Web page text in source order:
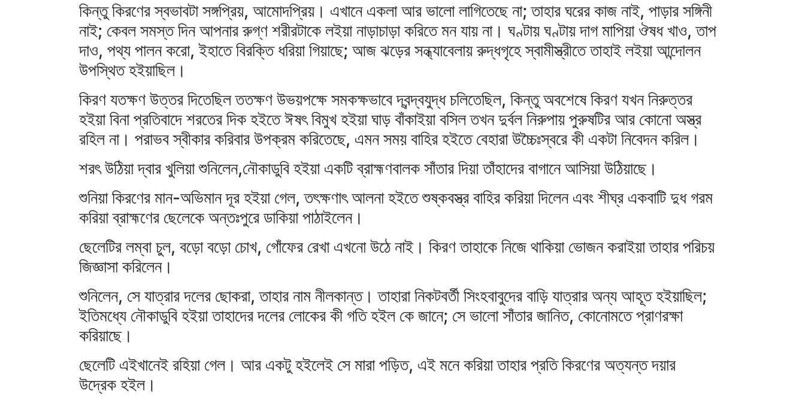
কিন্তু কিরণের স্বভাবটা সঙ্গপ্রিয়, আমোদপ্রিয়। এখানে একলা আর ভালো লাগিতেছে না; তাহার ঘরের কাজ নাই, পাড়ার সঙ্গিনী
নাই; কেবল সমস্ত দিন আপনার রুগ্‌ণ শরীরটাকে লইয়া নাড়াচাড়া করিতে মন যায় না। ঘণ্টায় ঘণ্টায় দাগ মাপিয়া ঔষধ খাও, তাপ
দাও, পথ্য পালন করো, ইহাতে বিরক্তি ধরিয়া গিয়াছে; আজ ঝড়ের সন্ধ্যাবেলায় রুদ্ধগৃহে স্বামীস্ত্রীতে তাহাই লইয়া আন্দোলন
উপস্থিত হইয়াছিল।
কিরণ যতক্ষণ উত্তর দিতেছিল ততক্ষণ উভয়পক্ষে সমকক্ষভাবে দ্বন্দ্বযুদ্ধ চলিতেছিল, কিন্তু অবশেষে কিরণ যখন নিরুত্তর
হইয়া বিনা প্রতিবাদে শরতের দিক হইতে ঈষৎ বিমুখ হইয়া ঘাড় বাঁকাইয়া বসিল তখন দুর্বল নিরুপায় পুরুষটির আর কোনো অস্ত্র
রহিল না। পরাভব স্বীকার করিবার উপক্রম করিতেছে, এমন সময় বাহির হইতে বেহারা উচ্চৈঃস্বরে কী একটা নিবেদন করিল।
শরৎ উঠিয়া দ্বার খুলিয়া শুনিলেন,নৌকাডুবি হইয়া একটি ব্রাহ্মণবালক সাঁতার দিয়া তাঁহাদের বাগানে আসিয়া উঠিয়াছে।
শুনিয়া কিরণের মান-অভিমান দূর হইয়া গেল, তৎক্ষণাৎ আলনা হইতে শুষ্কবস্ত্র বাহির করিয়া দিলেন এবং শীঘ্র একবাটি দুধ গরম
করিয়া ব্রাহ্মণের ছেলেকে অন্তঃপুরে ডাকিয়া পাঠাইলেন।
ছেলেটির লম্বা চুল, বড়ো বড়ো চোখ, গোঁফের রেখা এখনো উঠে নাই। কিরণ তাহাকে নিজে থাকিয়া ভোজন করাইয়া তাহার পরিচয়
জিজ্ঞাসা করিলেন।
শুনিলেন, সে যাত্রার দলের ছোকরা, তাহার নাম নীলকান্ত। তাহারা নিকটবর্তী সিংহবাবুদের বাড়ি যাত্রার অন্য আহূত হইয়াছিল;
ইতিমধ্যে নৌকাডুবি হইয়া তাহাদের দলের লোকের কী গতি হইল কে জানে; সে ভালো সাঁতার জানিত, কোনোমতে প্রাণরক্ষা
করিয়াছে।
ছেলেটি এইখানেই রহিয়া গেল। আর একটু হইলেই সে মারা পড়িত, এই মনে করিয়া তাহার প্রতি কিরণের অত্যন্ত দয়ার
উদ্রেক হইল।